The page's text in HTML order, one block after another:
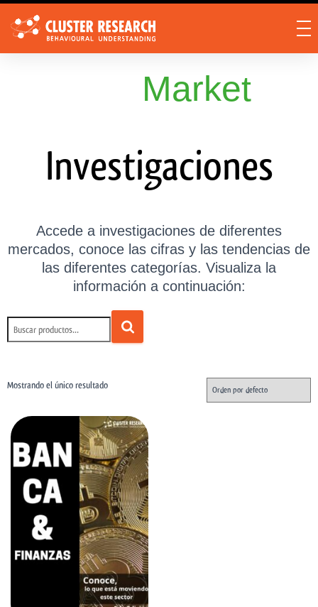
Market
Investigaciones
Accede a investigaciones de diferentes
mercados, conoce las cifras y las tendencias de
las diferentes categorías. Visualiza la
información a continuación:
Mostrando el único resultado